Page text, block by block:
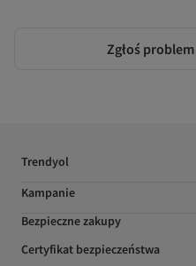
Zgłoś
Trendyol
Kampanie
Bezpieczne zakupy
Certyfikat bezpieczeństwa